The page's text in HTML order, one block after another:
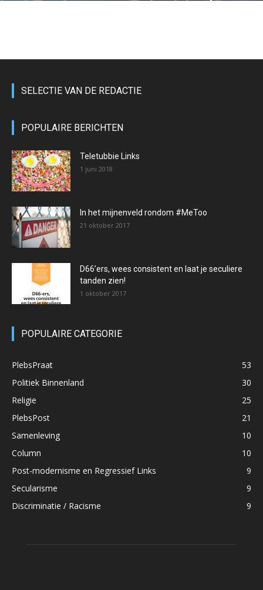
SELECTIE VAN DE REDACTIE
POPULAIRE BERICHTEN
Teletubbie Links
1 juni 2018
In het mijnenveld rondom #MeToo
21 oktober 2017
D66’ers, wees consistent en laat je seculiere
tanden zien!
1 oktober 2017
POPULAIRE CATEGORIE
PlebsPraat
53
Politiek Binnenland
30
Religie
25
PlebsPost
21
Samenleving
10
Column
10
Post-modernisme en Regressief Links
9
Secularisme
9
Discriminatie / Racisme
9